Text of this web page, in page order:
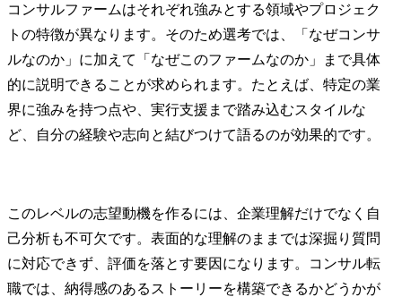
コンサルファームはそれぞれ強みとする領域やプロジェク
トの特徴が異なります。そのため選考では、「なぜコンサ
ルなのか」に加えて「なぜこのファームなのか」まで具体
的に説明できることが求められます。たとえば、特定の業
界に強みを持つ点や、実行支援まで踏み込むスタイルな
ど、自分の経験や志向と結びつけて語るのが効果的です。
このレベルの志望動機を作るには、企業理解だけでなく自
己分析も不可欠です。表面的な理解のままでは深掘り質問
に対応できず、評価を落とす要因になります。コンサル転
職では、納得感のあるストーリーを構築できるかどうかが